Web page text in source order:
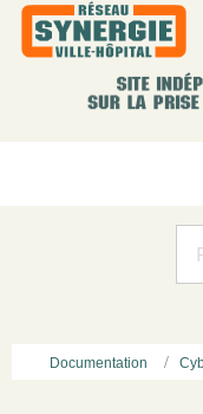
Documentation